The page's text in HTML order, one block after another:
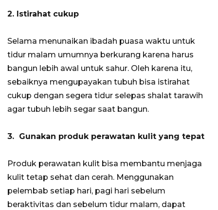
2. Istirahat cukup
Selama menunaikan ibadah puasa waktu untuk
tidur malam umumnya berkurang karena harus
bangun lebih awal untuk sahur. Oleh karena itu,
sebaiknya mengupayakan tubuh bisa istirahat
cukup dengan segera tidur selepas shalat tarawih
agar tubuh lebih segar saat bangun.
3. Gunakan produk perawatan kulit yang tepat
Produk perawatan kulit bisa membantu menjaga
kulit tetap sehat dan cerah. Menggunakan
pelembab setiap hari, pagi hari sebelum
beraktivitas dan sebelum tidur malam, dapat